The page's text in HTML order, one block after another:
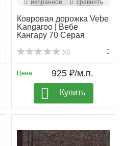
избранное сравнить
Ковровая дорожка Vebe
Kangaroo | Вебе
Кангару 70 Серая
(0)
Цена: 925 ₽/м.п.
Купить